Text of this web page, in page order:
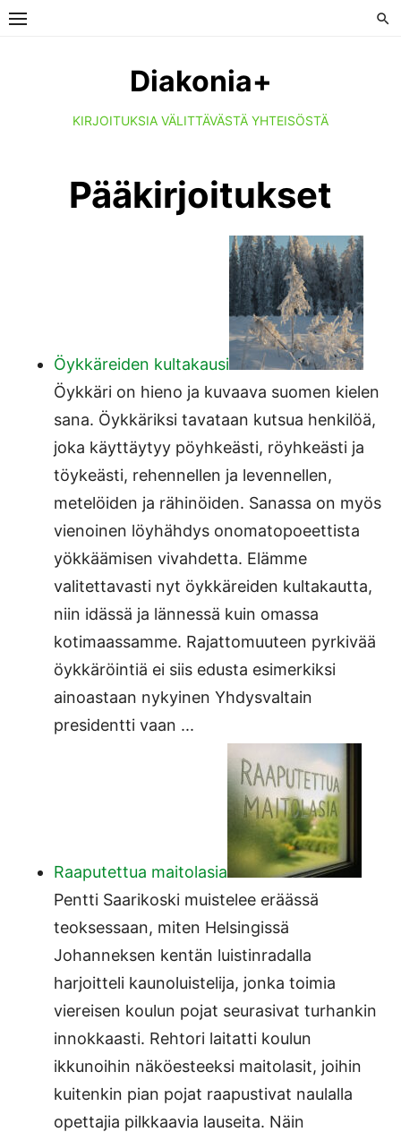
Skip
Diakonia+
KIRJOITUKSIA VÄLITTÄVÄSTÄ YHTEISÖSTÄ
Pääkirjoitukset
Öykkäreiden kultakausi
Öykkäri on hieno ja kuvaava suomen kielen
sana. Öykkäriksi tavataan kutsua henkilöä,
joka käyttäytyy pöyhkeästi, röyhkeästi ja
töykeästi, rehennellen ja levennellen,
metelöiden ja rähinöiden. Sanassa on myös
vienoinen löyhähdys onomatopoeettista
yökkäämisen vivahdetta. Elämme
valitettavasti nyt öykkäreiden kultakautta,
niin idässä ja lännessä kuin omassa
kotimaassamme. Rajattomuuteen pyrkivää
öykkäröintiä ei siis edusta esimerkiksi
ainoastaan nykyinen Yhdysvaltain
presidentti vaan ...
Raaputettua maitolasia
Pentti Saarikoski muistelee eräässä
teoksessaan, miten Helsingissä
Johanneksen kentän luistinradalla
harjoitteli kaunoluistelija, jonka toimia
viereisen koulun pojat seurasivat turhankin
innokkaasti. Rehtori laitatti koulun
ikkunoihin näköesteeksi maitolasit, joihin
kuitenkin pian pojat raapustivat naulalla
opettajia pilkkaavia lauseita. Näin